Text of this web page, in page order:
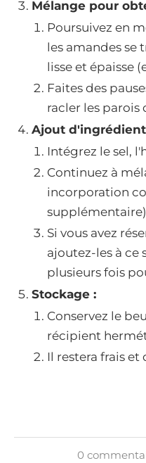
Mélange pour
Poursuivez en
les amandes se
lisse et épaisse
Faites des
racler les parois
Ajout
Intégrez le sel,
Continuez à
incorporation
Si vous avez
ajoutez-les à ce
plusieurs fois
Stockage :
Conservez le
récipient
Il restera frais
0